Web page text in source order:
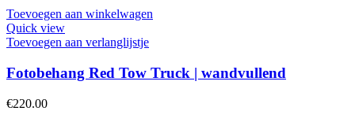
Toevoegen aan winkelwagen
Quick view
Toevoegen aan verlanglijstje
Fotobehang Red Tow Truck | wandvullend
€220.00